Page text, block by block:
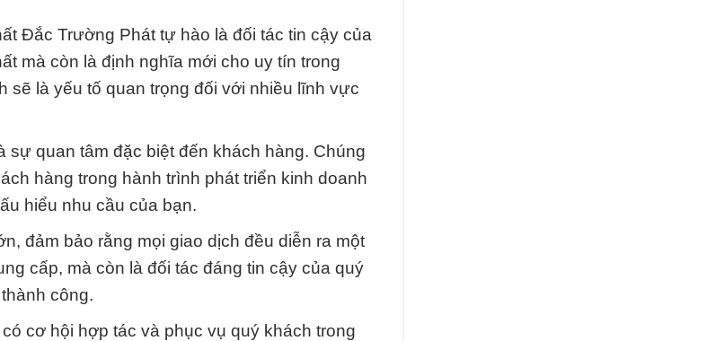
Đắc Trường Phát tự hào là đối tác tin cậy của
mà còn là định nghĩa mới cho uy tín trong
sẽ là yếu tố quan trọng đối với nhiều lĩnh vực
quan tâm đặc biệt đến khách hàng. Chúng
hàng trong hành trình phát triển kinh doanh
hiểu nhu cầu của bạn.
đảm bảo rằng mọi giao dịch đều diễn ra một
cấp, mà còn là đối tác đáng tin cậy của quý
công.
cơ hội hợp tác và phục vụ quý khách trong